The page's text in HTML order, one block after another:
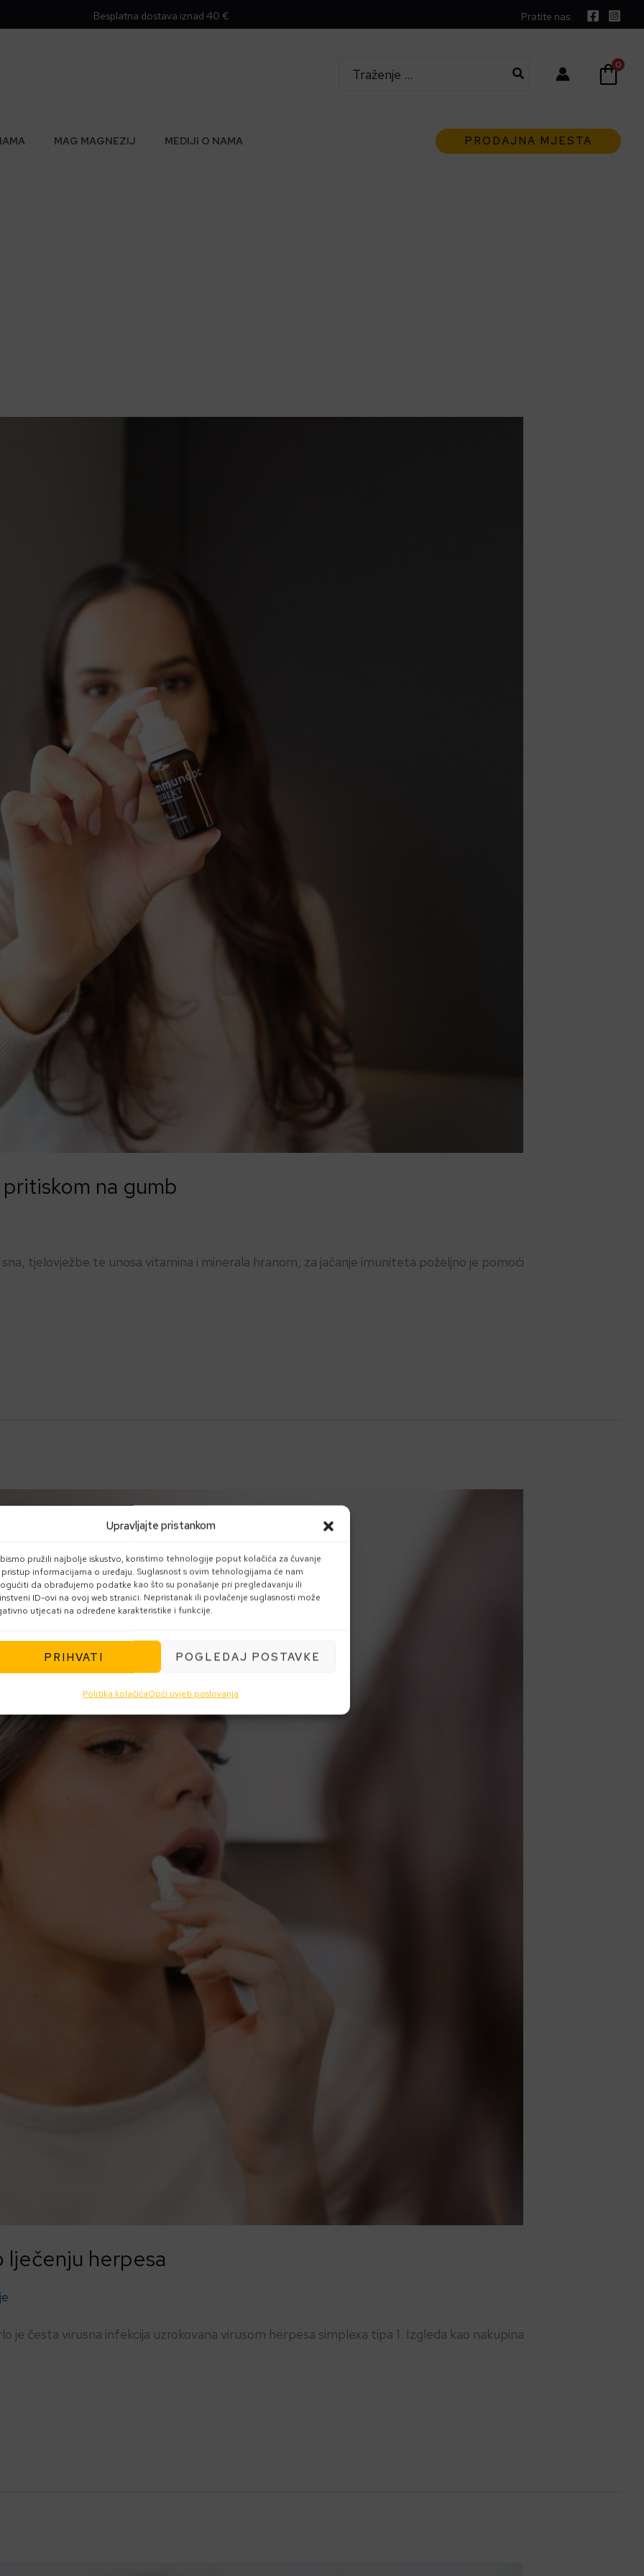
Upravljajte pristankom
pružili najbolje iskustvo, koristimo tehnologije poput kolačića za čuvanje
informacijama o uređaju. Suglasnost s ovim tehnologijama će nam
da obrađujemo podatke kao što su ponašanje pri pregledavanju ili
ID-ovi na ovoj web stranici. Nepristanak ili povlačenje suglasnosti može
utjecati na određene karakteristike i funkcije.
PRIHVATI POGLEDAJ POSTAVKE
Politika kolačićaOpći uvjeti poslovanja
Besplatna dostava iznad 40 € Pratite nas:
Search
for:
0
MAG MAGNEZIJ MEDIJI O NAMA PRODAJNA MJESTA
na gumb
tjelovježbe te unosa vitamina i minerala hranom, za jačanje imuniteta poželjno je pomoći
herpesa
je česta virusna infekcija uzrokovana virusom herpesa simplexa tipa 1. Izgleda kao nakupina